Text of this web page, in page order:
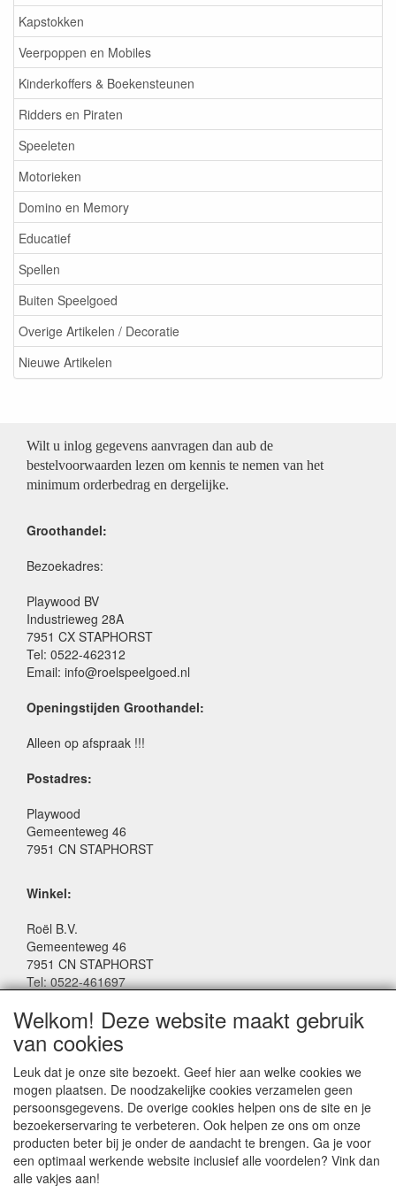
Kapstokken
Veerpoppen en Mobiles
Kinderkoffers & Boekensteunen
Ridders en Piraten
Speeleten
Motorieken
Domino en Memory
Educatief
Spellen
Buiten Speelgoed
Overige Artikelen / Decoratie
Nieuwe Artikelen
Wilt u inlog gegevens aanvragen dan aub de
bestelvoorwaarden lezen om kennis te nemen van het
minimum orderbedrag en dergelijke.
Groothandel:
Bezoekadres:
Playwood BV
Industrieweg 28A
7951 CX STAPHORST
Tel: 0522-462312
Email: info@roelspeelgoed.nl
Openingstijden Groothandel:
Alleen op afspraak !!!
Postadres:
Playwood
Gemeenteweg 46
7951 CN STAPHORST
Winkel:
Roël B.V.
Gemeenteweg 46
7951 CN STAPHORST
Tel: 0522-461697
Facebook: www.facebook.com/roelspeelgoed
Openingstijden Winkel:
Maandag t/m Vrijdag: 9:00 - 17:30
Zaterdag: 9:00 - 17:00
Donderdagavond koopavond: 19:00 - 21:00
SERVICE
Welkom! Deze website maakt gebruik
van cookies
Leuk dat je onze site bezoekt. Geef hier aan welke cookies we
mogen plaatsen. De noodzakelijke cookies verzamelen geen
persoonsgegevens. De overige cookies helpen ons de site en je
bezoekerservaring te verbeteren. Ook helpen ze ons om onze
producten beter bij je onder de aandacht te brengen. Ga je voor
een optimaal werkende website inclusief alle voordelen? Vink dan
alle vakjes aan!